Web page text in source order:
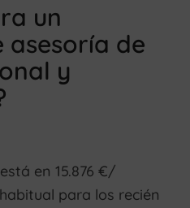
un
de
y
en 15.876 €/
para los recién